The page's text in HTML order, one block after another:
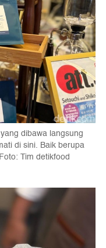
dibawa langsung
di sini. Baik berupa
Tim detikfood